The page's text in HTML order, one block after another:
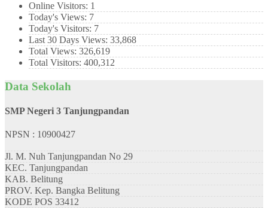
Online Visitors: 1
Today's Views: 7
Today's Visitors: 7
Last 30 Days Views: 33,868
Total Views: 326,619
Total Visitors: 400,312
Data Sekolah
SMP Negeri 3 Tanjungpandan
NPSN : 10900427
Jl. M. Nuh Tanjungpandan No 29
KEC. Tanjungpandan
KAB. Belitung
PROV. Kep. Bangka Belitung
KODE POS 33412